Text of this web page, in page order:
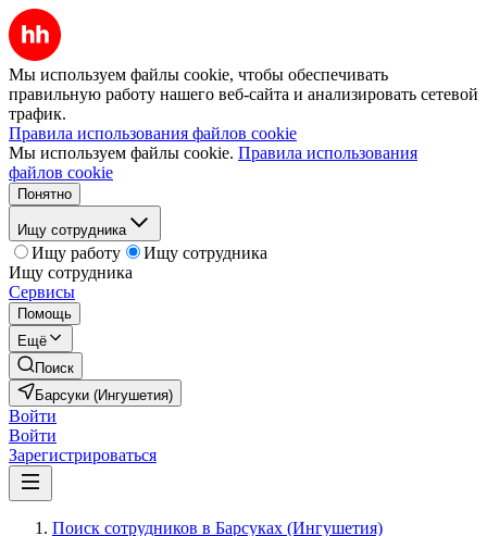
Мы используем файлы cookie, чтобы обеспечивать
правильную работу нашего веб-сайта и анализировать сетевой
трафик.
Правила использования файлов cookie
Мы используем файлы cookie. Правила использования
файлов cookie
Понятно
Ищу сотрудника
Ищу работу
Ищу сотрудника
Ищу сотрудника
Сервисы
Помощь
Ещё
Поиск
Барсуки (Ингушетия)
Войти
Войти
Зарегистрироваться
Поиск сотрудников в Барсуках (Ингушетия)